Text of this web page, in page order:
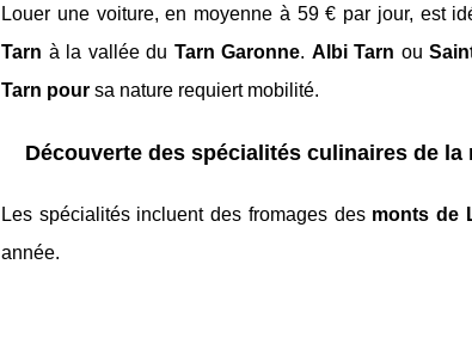
Louer une voiture, en moyenne à 59 € par jour, est
Tarn à la vallée du Tarn Garonne. Albi Tarn ou
Tarn pour sa nature requiert mobilité.
Découverte des spécialités culinaires de
Les spécialités incluent des fromages des monts de
année.